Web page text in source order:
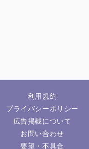
利用規約
プライバシーポリシー
広告掲載について
お問い合わせ
要望・不具合